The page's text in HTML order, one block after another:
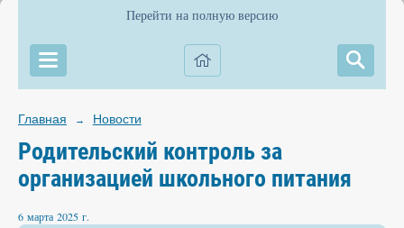
Перейти на полную версию
Главная → Новости
Родительский контроль за
организацией школьного питания
6 марта 2025 г.